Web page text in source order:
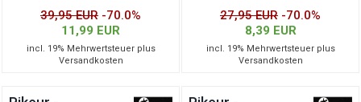
39,95 EUR -70.0%
11,99 EUR
incl. 19% Mehrwertsteuer plus
Versandkosten
27,95 EUR -70.0%
8,39 EUR
incl. 19% Mehrwertsteuer plus
Versandkosten